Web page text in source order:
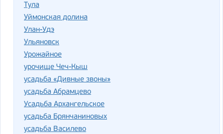
Тула
Уймонская долина
Улан-Удэ
Ульяновск
Урожайное
урочище Чеч-Кыш
усадьба «Дивные звоны»
усадьба Абрамцево
Усадьба Архангельское
усадьба Брянчаниновых
усадьба Василево